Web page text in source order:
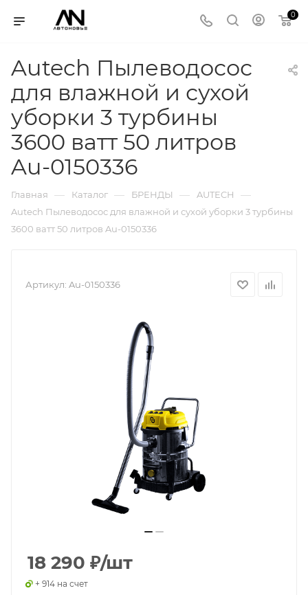
0
Autech Пылеводосос
для влажной и сухой
уборки 3 турбины
3600 ватт 50 литров
Au-0150336
Главная — Каталог — БРЕНДЫ — AUTECH —
Autech Пылеводосос для влажной и сухой уборки 3 турбины
3600 ватт 50 литров Au-0150336
Артикул: Au-0150336
18 290 ₽/шт
+ 914 на счет